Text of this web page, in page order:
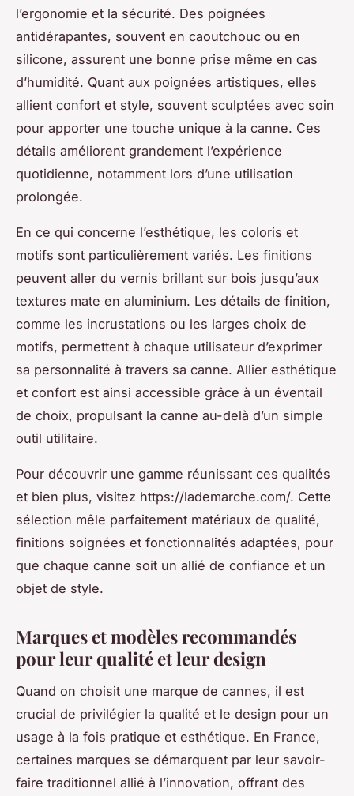
l’ergonomie et la sécurité. Des poignées
antidérapantes, souvent en caoutchouc ou en
silicone, assurent une bonne prise même en cas
d’humidité. Quant aux poignées artistiques, elles
allient confort et style, souvent sculptées avec soin
pour apporter une touche unique à la canne. Ces
détails améliorent grandement l’expérience
quotidienne, notamment lors d’une utilisation
prolongée.
En ce qui concerne l’esthétique, les coloris et
motifs sont particulièrement variés. Les finitions
peuvent aller du vernis brillant sur bois jusqu’aux
textures mate en aluminium. Les détails de finition,
comme les incrustations ou les larges choix de
motifs, permettent à chaque utilisateur d’exprimer
sa personnalité à travers sa canne. Allier esthétique
et confort est ainsi accessible grâce à un éventail
de choix, propulsant la canne au-delà d’un simple
outil utilitaire.
Pour découvrir une gamme réunissant ces qualités
et bien plus, visitez https://lademarche.com/. Cette
sélection mêle parfaitement matériaux de qualité,
finitions soignées et fonctionnalités adaptées, pour
que chaque canne soit un allié de confiance et un
objet de style.
Marques et modèles recommandés
pour leur qualité et leur design
Quand on choisit une marque de cannes, il est
crucial de privilégier la qualité et le design pour un
usage à la fois pratique et esthétique. En France,
certaines marques se démarquent par leur savoir-
faire traditionnel allié à l’innovation, offrant des